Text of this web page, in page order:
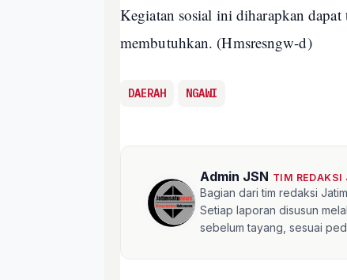
Kegiatan sosial ini diharapkan
membutuhkan. (Hmsresngw-d)
DAERAH NGAWI
Admin JSN TIM
Bagian dari tim redaksi
Setiap laporan disusun
sebelum tayang, sesuai